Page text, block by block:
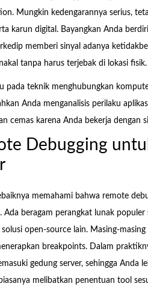
Mungkin kedengarannya serius,
karun digital. Bayangkan Anda
memberi sinyal adanya
tanpa harus terjebak di lokasi fisik.
pada teknik menghubungkan
Anda menganalisis perilaku
cemas karena Anda bekerja dengan
Debugging
memahami bahwa remote
Ada beragam perangkat lunak
open-source lain. Masing-
breakpoints. Dalam
gedung server, sehingga Anda
melibatkan penentuan tool